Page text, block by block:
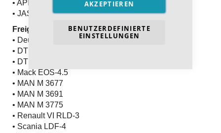
AKZEPTIEREN
BENUTZERDEFINIERTE
EINSTELLUNGEN
• API SN
• JASO DH-2
Freigegeben nach:
• Deutz DQC IV-18 LA
• DTFR 15C110 (MB 228.51)
• DTFR 15C120 (MB 228.52)
• Mack EOS-4.5
• MAN M 3677
• MAN M 3691
• MAN M 3775
• Renault VI RLD-3
• Scania LDF-4